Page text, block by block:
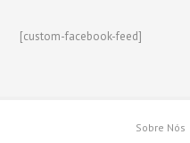
[custom-facebook-feed]
Sobre Nós